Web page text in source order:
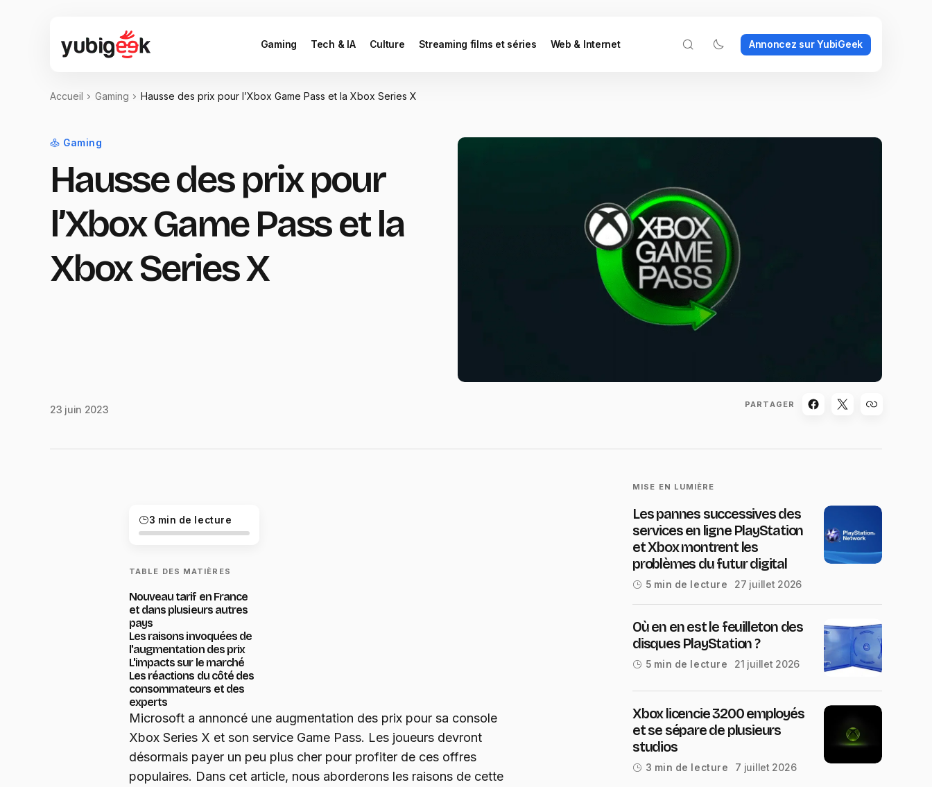
Gaming Tech & IA Culture Streaming films et séries Web & Internet Annoncez sur YubiGeek
Accueil Gaming Hausse des prix pour l’Xbox Game Pass et la Xbox Series X
Gaming
Hausse des prix pour
l’Xbox Game Pass et la
Xbox Series X
23 juin 2023 PARTAGER
3 min de lecture
TABLE DES MATIÈRES
Nouveau tarif en France
et dans plusieurs autres
pays
Les raisons invoquées de
l'augmentation des prix
L'impacts sur le marché
Les réactions du côté des
consommateurs et des
experts
Microsoft a annoncé une augmentation des prix pour sa console
Xbox Series X et son service Game Pass. Les joueurs devront
désormais payer un peu plus cher pour profiter de ces offres
populaires. Dans cet article, nous aborderons les raisons de cette
MISE EN LUMIÈRE
Les pannes successives des
services en ligne PlayStation
et Xbox montrent les
problèmes du futur digital
5 min de lecture 27 juillet 2026
Où en en est le feuilleton des
disques PlayStation ?
5 min de lecture 21 juillet 2026
Xbox licencie 3200 employés
et se sépare de plusieurs
studios
3 min de lecture 7 juillet 2026